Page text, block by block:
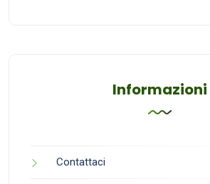
Informazioni
Contattaci